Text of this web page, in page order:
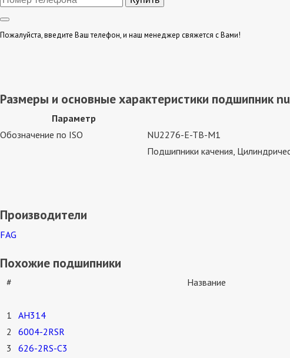
Пожалуйста, введите Ваш телефон, и наш менеджер свяжется с Вами!
Размеры и основные характеристики подшипник
Параметр
Обозначение по ISO
NU2276-E-TB-M1
Подшипники качения,
Производители
FAG
Похожие подшипники
# Название
1 AH314
2
6004-2RSR
3
626-2RS-C3